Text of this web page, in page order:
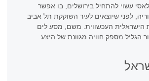
עשוי להתחיל בירושלים, בו אפשר
לפני שיוצאים לעיר השוקקת תל אביב
הישראלית העכשווית. משם, מסע לים
הגליל מספק חוויה מגוונת של היצע